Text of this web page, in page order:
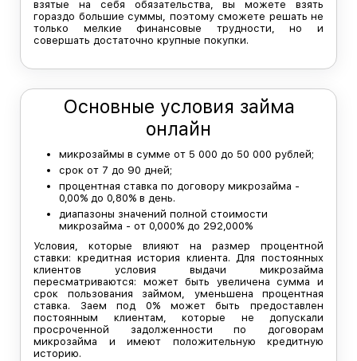
взятые на себя обязательства, вы можете взять
гораздо большие суммы, поэтому сможете решать не
только мелкие финансовые трудности, но и
совершать достаточно крупные покупки.
Основные условия займа
онлайн
микрозаймы в сумме от 5 000 до 50 000 рублей;
срок от 7 до 90 дней;
процентная ставка по договору микрозайма -
0,00% до 0,80% в день.
диапазоны значений полной стоимости
микрозайма - от 0,000% до 292,000%
Условия, которые влияют на размер процентной
ставки: кредитная история клиента. Для постоянных
клиентов условия выдачи микрозайма
пересматриваются: может быть увеличена сумма и
срок пользования займом, уменьшена процентная
ставка. Заем под 0% может быть предоставлен
постоянным клиентам, которые не допускали
просроченной задолженности по договорам
микрозайма и имеют положительную кредитную
историю.